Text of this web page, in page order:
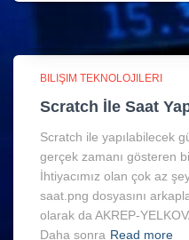
BILIŞIM TEKNOLOJILERI
Scratch İle Saat
Scratch ile yapılabilecek
gerçek zamanı gösteren
İhtiyacımız olan çok az
saat.png dosyasını
olarak da AKREP-
Daha sonra Read more